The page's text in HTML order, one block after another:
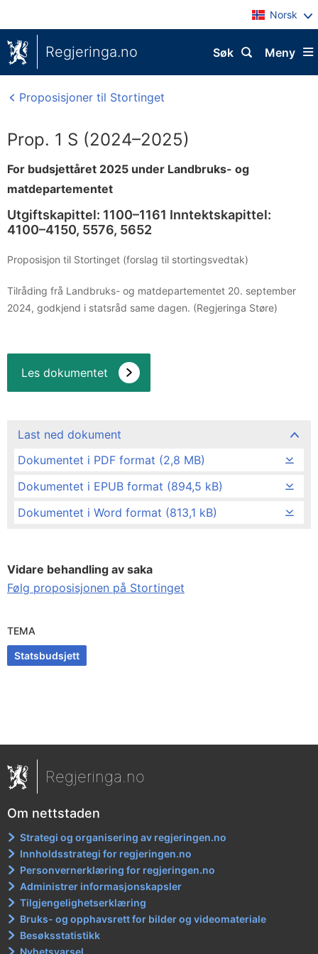
Norsk
Regjeringa.no Meny
Søk
Proposisjoner til Stortinget
Prop. 1 S (2024–2025)
For budsjettåret 2025 under Landbruks- og
matdepartementet
Utgiftskapittel: 1100–1161 Inntektskapittel:
4100–4150, 5576, 5652
Proposisjon til Stortinget (forslag til stortingsvedtak)
Tilråding frå Landbruks- og matdepartementet 20. september
2024, godkjend i statsråd same dagen. (Regjeringa Støre)
Les dokumentet
Last ned dokument
Dokumentet i PDF format (2,8 MB)
Dokumentet i EPUB format (894,5 kB)
Dokumentet i Word format (813,1 kB)
Vidare behandling av saka
Følg proposisjonen på Stortinget
TEMA
Statsbudsjett
Regjeringa.no
Om nettstaden
Strategi og organisering av regjeringen.no
Innholdsstrategi for regjeringen.no
Personvernerklæring for regjeringen.no
Administrer informasjonskapsler
Tilgjengelighetserklæring
Bruks- og opphavsrett for bilder og videomateriale
Besøksstatistikk
Nyhetsvarsel